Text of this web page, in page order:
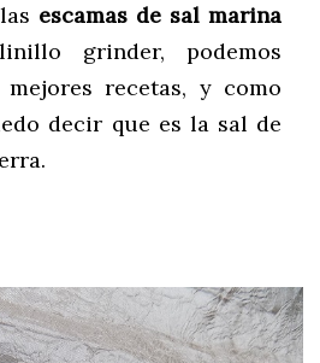
escamas de sal marina
grinder, podemos
recetas, y como
decir que es la sal de